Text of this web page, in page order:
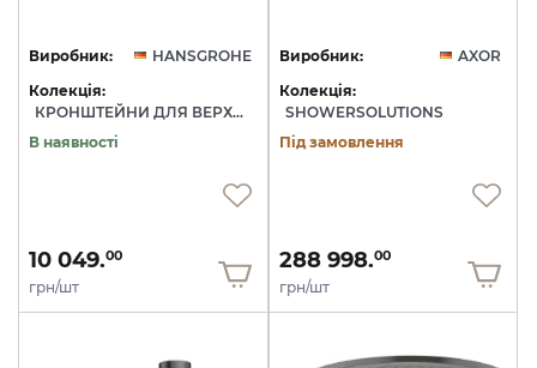
Виробник:
HANSGROHE
Колекція:
КРОНШТЕЙНИ ДЛЯ ВЕРХНЬОГО ДУШУ
В наявності
10 049.00
грн/шт
Виробник:
AXOR
Колекція:
SHOWERSOLUTIONS
Під замовлення
288 998.00
грн/шт